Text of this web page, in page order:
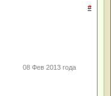
#
08 Фев 2013 года